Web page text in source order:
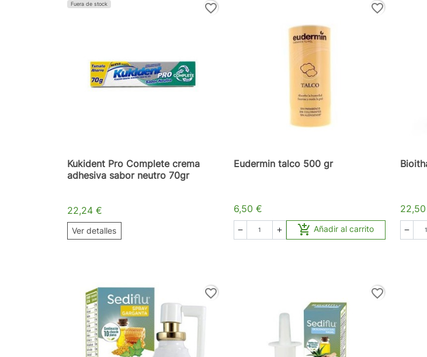
Fuera de stock favorite_border
Kukident Pro Complete crema
adhesiva sabor neutro 70gr
22,24 €
Ver detalles
favorite_border
Eudermin talco 500 gr
6,50 €
   Añadir al carrito 
favorite_border favorite_border